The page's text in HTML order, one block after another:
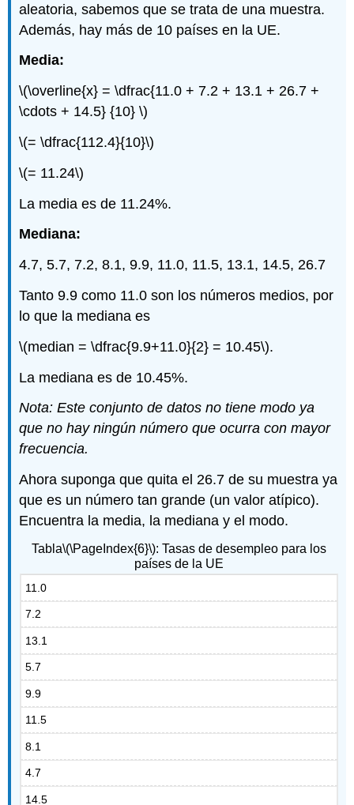
aleatoria, sabemos que se trata de una muestra.
Además, hay más de 10 países en la UE.
Media:
\(\overline{x} = \dfrac{11.0 + 7.2 + 13.1 + 26.7 +
\cdots + 14.5} {10} \)
\(= \dfrac{112.4}{10}\)
\(= 11.24\)
La media es de 11.24%.
Mediana:
4.7, 5.7, 7.2, 8.1, 9.9, 11.0, 11.5, 13.1, 14.5, 26.7
Tanto 9.9 como 11.0 son los números medios, por
lo que la mediana es
\(median = \dfrac{9.9+11.0}{2} = 10.45\).
La mediana es de 10.45%.
Nota: Este conjunto de datos no tiene modo ya
que no hay ningún número que ocurra con mayor
frecuencia.
Ahora suponga que quita el 26.7 de su muestra ya
que es un número tan grande (un valor atípico).
Encuentra la media, la mediana y el modo.
Tabla\(\PageIndex{6}\): Tasas de desempleo para los
países de la UE
11.0
7.2
13.1
5.7
9.9
11.5
8.1
4.7
14.5